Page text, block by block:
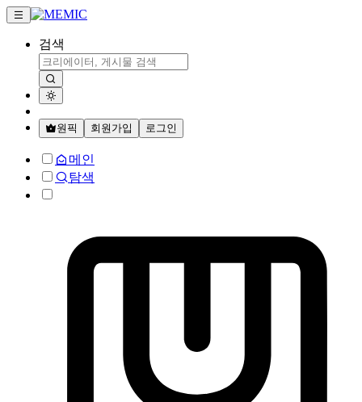
검색
원픽 회원가입 로그인
메인
탐색